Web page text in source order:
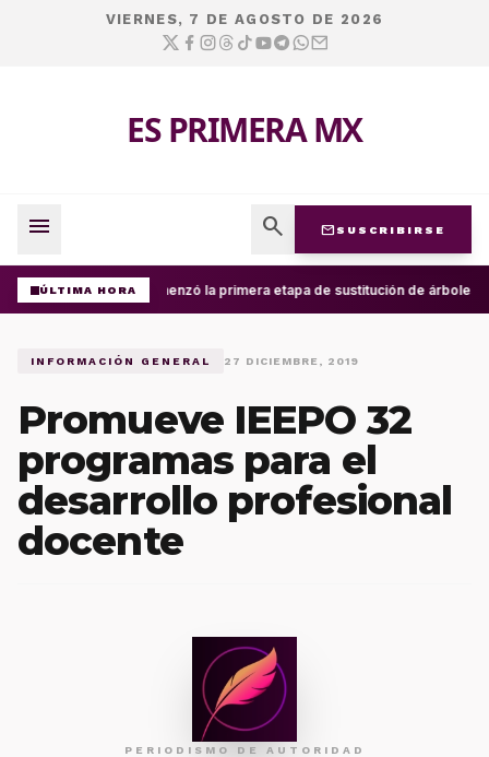
VIERNES, 7 DE AGOSTO DE 2026
ES PRIMERA MX
menu search mail SUSCRIBIRSE
ÚLTIMA HORA Comenzó la primera etapa de sustitución de árboles
INFORMACIÓN GENERAL 27 DICIEMBRE, 2019
Promueve IEEPO 32
programas para el
desarrollo profesional
docente
PERIODISMO DE AUTORIDAD